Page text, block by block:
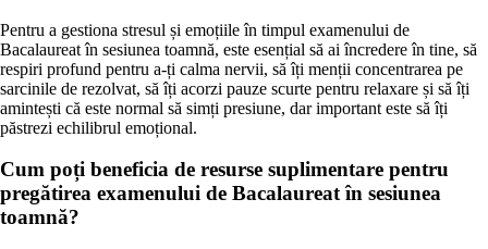
Pentru a gestiona stresul și emoțiile în timpul examenului de
Bacalaureat în sesiunea toamnă, este esențial să ai încredere în tine, să
respiri profund pentru a-ți calma nervii, să îți menții concentrarea pe
sarcinile de rezolvat, să îți acorzi pauze scurte pentru relaxare și să îți
amintești că este normal să simți presiune, dar important este să îți
păstrezi echilibrul emoțional.
Cum poți beneficia de resurse suplimentare pentru
pregătirea examenului de Bacalaureat în sesiunea
toamnă?